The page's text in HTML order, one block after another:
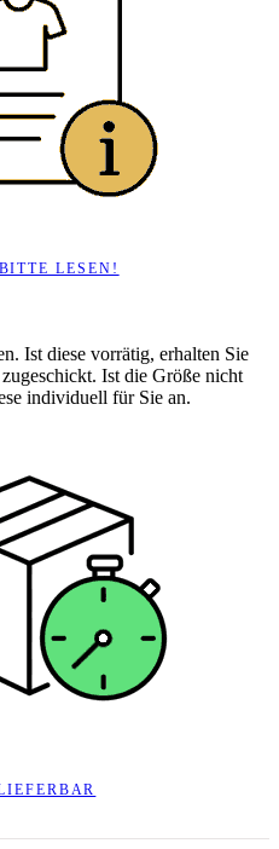
LESEN!
Ist diese vorrätig, erhalten Sie
Ist die Größe nicht
individuell für Sie an.